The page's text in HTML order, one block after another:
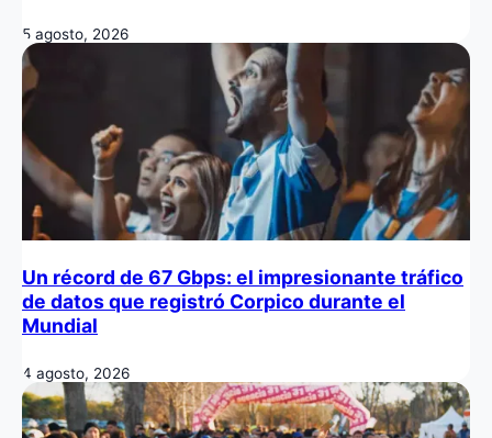
5 agosto, 2026
Un récord de 67 Gbps: el impresionante tráfico
de datos que registró Corpico durante el
Mundial
4 agosto, 2026